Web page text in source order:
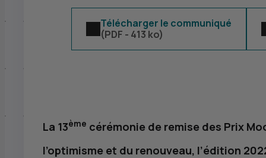
Télécharger le communiqué
(PDF - 413 ko)
La 13ème cérémonie de remise des Prix
l’optimisme et du renouveau, l’édition